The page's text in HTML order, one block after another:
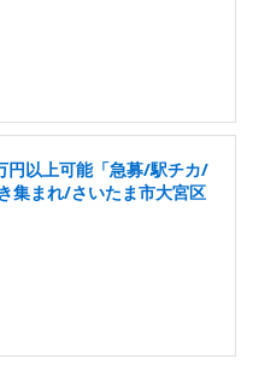
円以上可能「急募/駅チカ/
集まれ/さいたま市大宮区